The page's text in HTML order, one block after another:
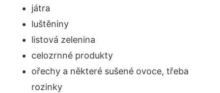
játra
luštěniny
listová zelenina
celozrnné produkty
ořechy a některé sušené ovoce, třeba
rozinky